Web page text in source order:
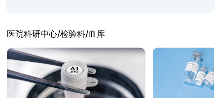
医院科研中心/检验科/血库